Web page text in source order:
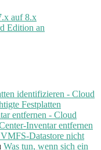
auf 8.x
Edition an
identifizieren - Cloud
Festplatten
entfernen - Cloud
Inventar entfernen
Datastore nicht
Was tun, wenn sich ein